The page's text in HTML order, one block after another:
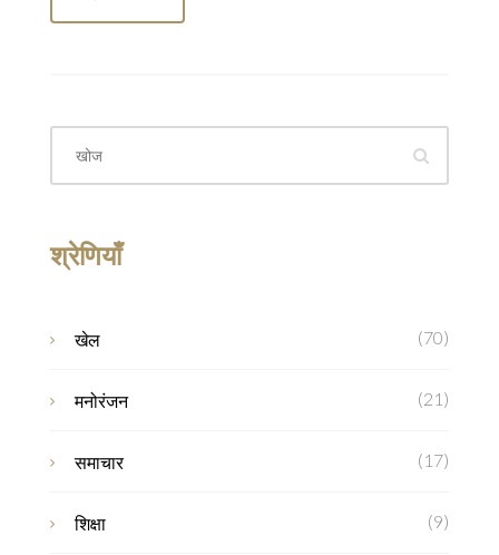
श्रेणियाँ
खेल (70)
मनोरंजन (21)
समाचार (17)
शिक्षा (9)